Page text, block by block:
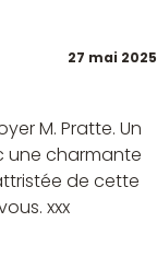
27 mai 2025
M. Pratte. Un
une charmante
de cette
xxx